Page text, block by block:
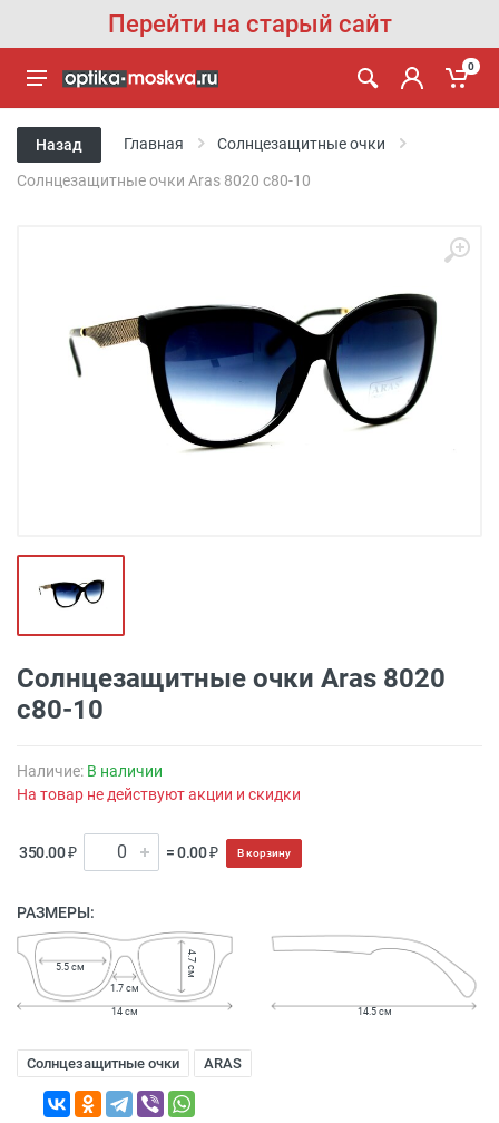
Перейти на старый сайт
0
Назад Главная Солнцезащитные очки
Солнцезащитные очки Aras 8020 с80-10
Солнцезащитные очки Aras 8020
с80-10
Наличие: В наличии
На товар не действуют акции и скидки
350.00 ₽ = 0.00 ₽ В корзину
РАЗМЕРЫ:
1.7 см
5.5 см 4.7 см
14 см 14.5 см
Солнцезащитные очки ARAS